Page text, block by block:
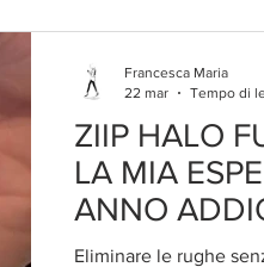
ZIIP HALO
LA MIA
ANNO
LIFTING
Eliminare le rughe
Francesca Maria
22 mar
Tempo di